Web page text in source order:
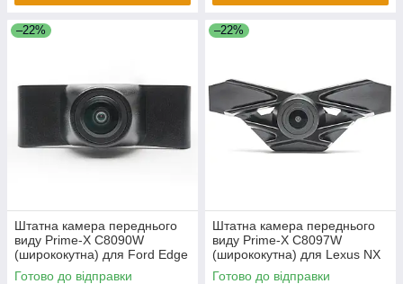
–22%
Штатна камера переднього
виду Prime-X C8090W
(ширококутна) для Ford Edge
2015-2017
Готово до відправки
–22%
Штатна камера переднього
виду Prime-X C8097W
(ширококутна) для Lexus NX
2015-2017
Готово до відправки